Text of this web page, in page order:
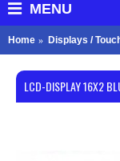
MENU
Home Displays /
LCD-DISPLAY 16X2